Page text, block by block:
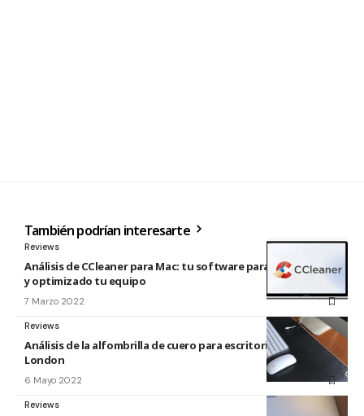
También podrían interesarte
Reviews
Análisis de CCleaner para Mac: tu software para tener limpio
y optimizado tu equipo
7 Marzo 2022
Reviews
Análisis de la alfombrilla de cuero para escritorio de Harber
London
6 Mayo 2022
Reviews